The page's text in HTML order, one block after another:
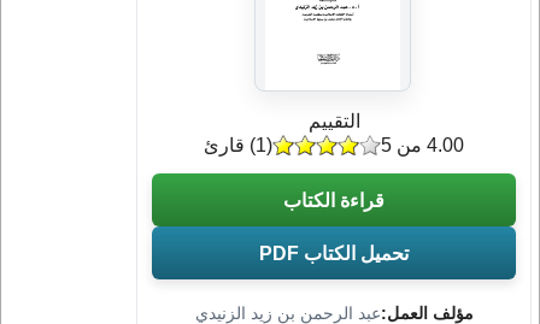
مؤلف العمل:عبد الرحمن بن زيد الزنيدي
التقييم
(
1) قارئ 4.00 من 5
قراءة الكتاب
تحميل الكتاب PDF